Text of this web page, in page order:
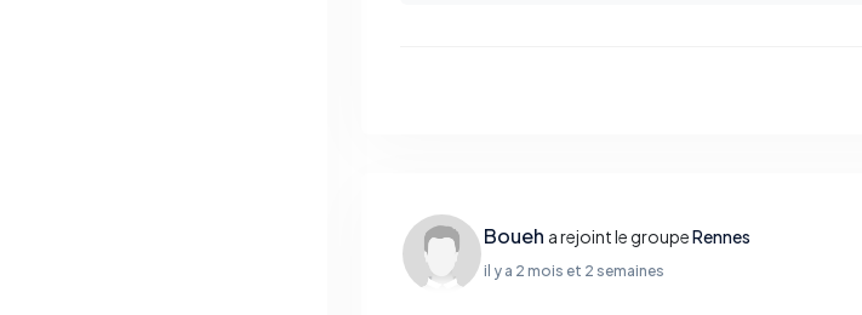
Boueh a rejoint le groupeRennes
il y a 2 mois et 2 semaines